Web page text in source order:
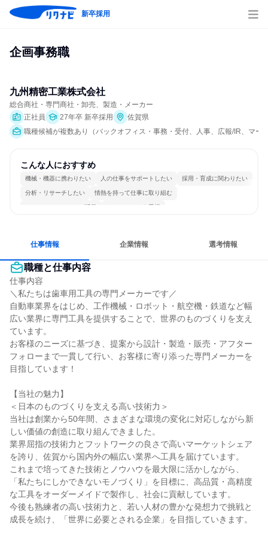
新卒採用
企画事務職
九州精密工業株式会社
総合商社・専門商社・卸売、製造・メーカー
正社員
27年卒 新卒採用
佐賀県
職種候補が複数あり（バックオフィス・事務・受付、人事、広報/IR、マー
こんな人におすすめ
機械・機器に携わりたい 人の仕事をサポートしたい 採用・育成に関わりたい
分析・リサーチしたい 情熱を持って仕事に取り組む
コミュニケーションが活発 チームワークを重視
仕事情報 企業情報 選考情報
職種と仕事内容
仕事内容
＼私たちは歯車用工具の専門メーカーです／
自動車業界をはじめ、工作機械・ロボット・航空機・鉄道など幅
広い業界に専門工具を提供することで、世界のものづくりを支え
ています。
お客様のニーズに基づき、提案から設計・製造・販売・アフター
フォローまで一貫して行い、お客様に寄り添った専門メーカーを
目指しています！
【当社の魅力】
＜日本のものづくりを支える高い技術力＞
当社は創業から50年間、さまざまな環境の変化に対応しながら新
しい価値の創造に取り組んできました。
業界屈指の技術力とフットワークの良さで高いマーケットシェア
を誇り、佐賀から国内外の幅広い業界へ工具を届けています。
これまで培ってきた技術とノウハウを最大限に活かしながら、
「私たちにしかできないモノづくり」を目標に、高品質・高精度
な工具をオーダーメイドで製作し、社会に貢献しています。
今後も熟練者の高い技術力と、若い人材の豊かな発想力で挑戦と
成長を続け、「世界に必要とされる企業」を目指していきます。